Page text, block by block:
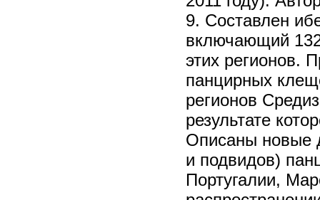
9. Составлен
включающий
этих регионов.
панцирных
регионов
результате
Описаны новые
и подвидов)
Португалии,